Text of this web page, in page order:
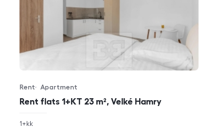
Rent flats 1+KT 23 m², Velké Hamry
Offer type
Rent
Property type
Apartment
rozměry
1+kk